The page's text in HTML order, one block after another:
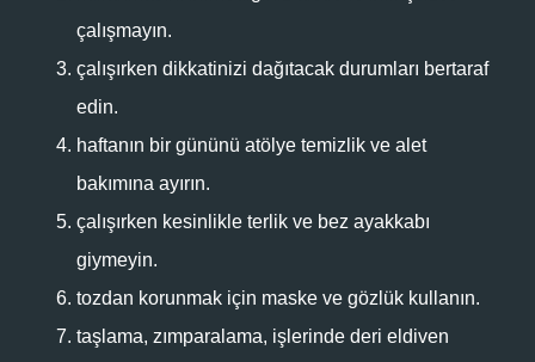
çalışmayın.
çalışırken dikkatinizi dağıtacak durumları bertaraf
edin.
haftanın bir gününü atölye temizlik ve alet
bakımına ayırın.
çalışırken kesinlikle terlik ve bez ayakkabı
giymeyin.
tozdan korunmak için maske ve gözlük kullanın.
taşlama, zımparalama, işlerinde deri eldiven